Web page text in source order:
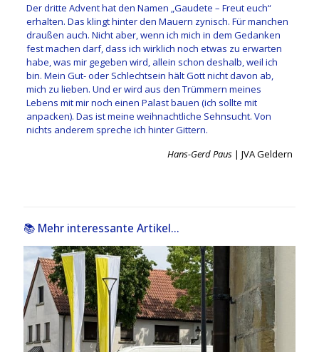
Der dritte Advent hat den Namen „Gaudete – Freut euch“
erhalten. Das klingt hinter den Mauern zynisch. Für manchen
draußen auch. Nicht aber, wenn ich mich in dem Gedanken
fest machen darf, dass ich wirklich noch etwas zu erwarten
habe, was mir gegeben wird, allein schon deshalb, weil ich
bin. Mein Gut- oder Schlechtsein hält Gott nicht davon ab,
mich zu lieben. Und er wird aus den Trümmern meines
Lebens mit mir noch einen Palast bauen (ich sollte mit
anpacken). Das ist meine weihnachtliche Sehnsucht. Von
nichts anderem spreche ich hinter Gittern.
Hans-Gerd Paus | JVA Geldern
📚 Mehr interessante Artikel...